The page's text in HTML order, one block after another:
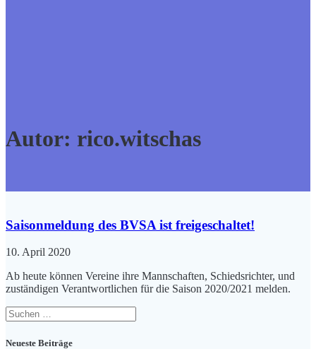
Autor: rico.witschas
Saisonmeldung des BVSA ist freigeschaltet!
10. April 2020
Ab heute können Vereine ihre Mannschaften, Schiedsrichter, und
zuständigen Verantwortlichen für die Saison 2020/2021 melden.
Suche
nach:
Neueste Beiträge